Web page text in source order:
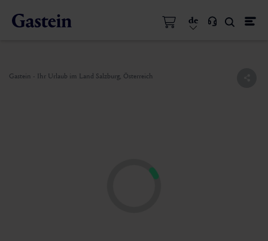
de
Gastein - Ihr Urlaub im Land Salzburg, Österreich